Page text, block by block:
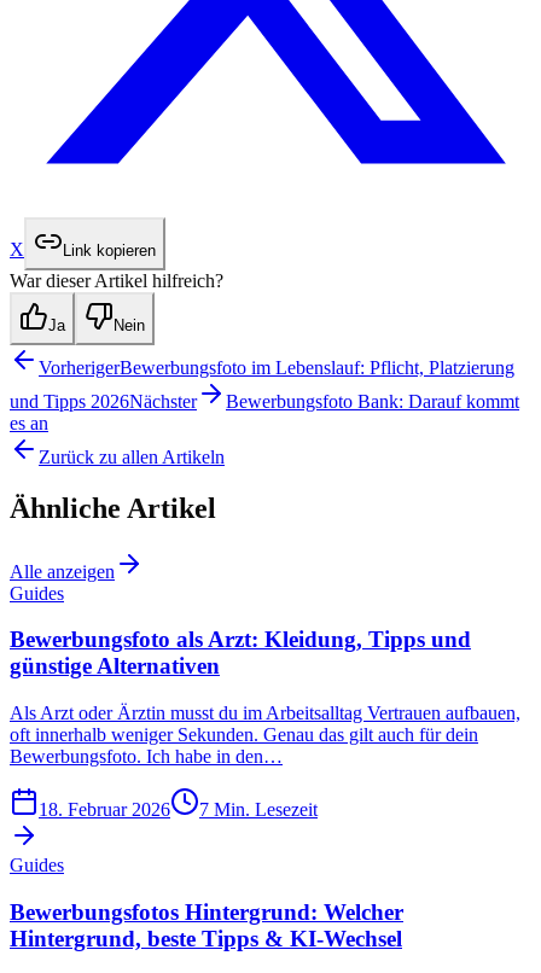
X Link kopieren
War dieser Artikel hilfreich?
Ja Nein
VorherigerBewerbungsfoto im Lebenslauf: Pflicht, Platzierung
und Tipps 2026Nächster
Bewerbungsfoto Bank: Darauf kommt
es an
Zurück zu allen Artikeln
Ähnliche Artikel
Alle anzeigen
Guides
Bewerbungsfoto als Arzt: Kleidung, Tipps und
günstige Alternativen
Als Arzt oder Ärztin musst du im Arbeitsalltag Vertrauen aufbauen,
oft innerhalb weniger Sekunden. Genau das gilt auch für dein
Bewerbungsfoto. Ich habe in den…
18. Februar 2026 7 Min. Lesezeit
Guides
Bewerbungsfotos Hintergrund: Welcher
Hintergrund, beste Tipps & KI-Wechsel